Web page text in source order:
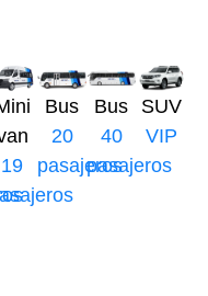
19
Bus
20
pasajeros
Bus
40
pasajeros
SUV
VIP